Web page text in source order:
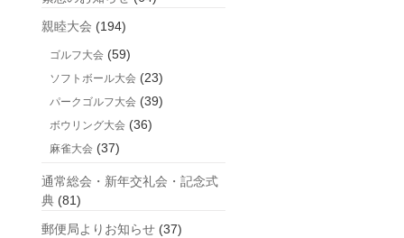
親睦大会 (194)
ゴルフ大会 (59)
ソフトボール大会 (23)
パークゴルフ大会 (39)
ボウリング大会 (36)
麻雀大会 (37)
通常総会・新年交礼会・記念式
典 (81)
郵便局よりお知らせ (37)